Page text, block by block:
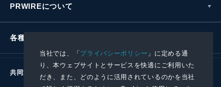
当社では、「プライバシーポリシー 」に定める通
り、本ウェブサイトとサービスを快適にご利用いた
だき、また、どのように活用されているのかを当社
PRWIREについて
各種お問い合わせ
共同通信社グループ